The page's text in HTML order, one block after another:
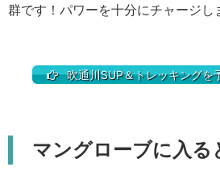
群です！パワーを十分にチャージし
吹通川SUP＆トレッキングを
マングローブに入る